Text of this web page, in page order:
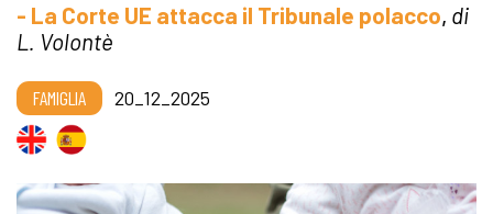
- La Corte UE attacca il Tribunale polacco, di
L. Volontè
FAMIGLIA 20_12_2025